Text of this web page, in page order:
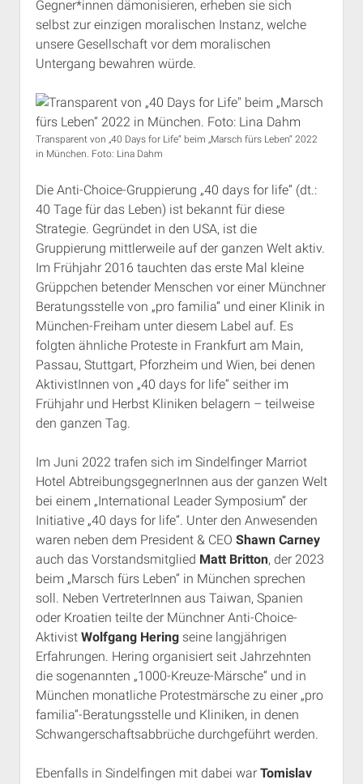
Gegner*innen dämonisieren, erheben sie sich
selbst zur einzigen moralischen Instanz, welche
unsere Gesellschaft vor dem moralischen
Untergang bewahren würde.
Transparent von „40 Days for Life“ beim „Marsch fürs Leben“ 2022
in München. Foto: Lina Dahm
Die Anti-Choice-Gruppierung „40 days for life“ (dt.:
40 Tage für das Leben) ist bekannt für diese
Strategie. Gegründet in den USA, ist die
Gruppierung mittlerweile auf der ganzen Welt aktiv.
Im Frühjahr 2016 tauchten das erste Mal kleine
Grüppchen betender Menschen vor einer Münchner
Beratungsstelle von „pro familia“ und einer Klinik in
München-Freiham unter diesem Label auf. Es
folgten ähnliche Proteste in Frankfurt am Main,
Passau, Stuttgart, Pforzheim und Wien, bei denen
AktivistInnen von „40 days for life“ seither im
Frühjahr und Herbst Kliniken belagern – teilweise
den ganzen Tag.
Im Juni 2022 trafen sich im Sindelfinger Marriot
Hotel AbtreibungsgegnerInnen aus der ganzen Welt
bei einem „International Leader Symposium“ der
Initiative „40 days for life“. Unter den Anwesenden
waren neben dem President & CEO Shawn Carney
auch das Vorstandsmitglied Matt Britton, der 2023
beim „Marsch fürs Leben“ in München sprechen
soll. Neben VertreterInnen aus Taiwan, Spanien
oder Kroatien teilte der Münchner Anti-Choice-
Aktivist Wolfgang Heringseine langjährigen
Erfahrungen. Hering organisiert seit Jahrzehnten
die sogenannten „1000-Kreuze-Märsche“ und in
München monatliche Protestmärsche zu einer „pro
familia“-Beratungsstelle und Kliniken, in denen
Schwangerschaftsabbrüche durchgeführt werden.
Ebenfalls in Sindelfingen mit dabei war Tomislav